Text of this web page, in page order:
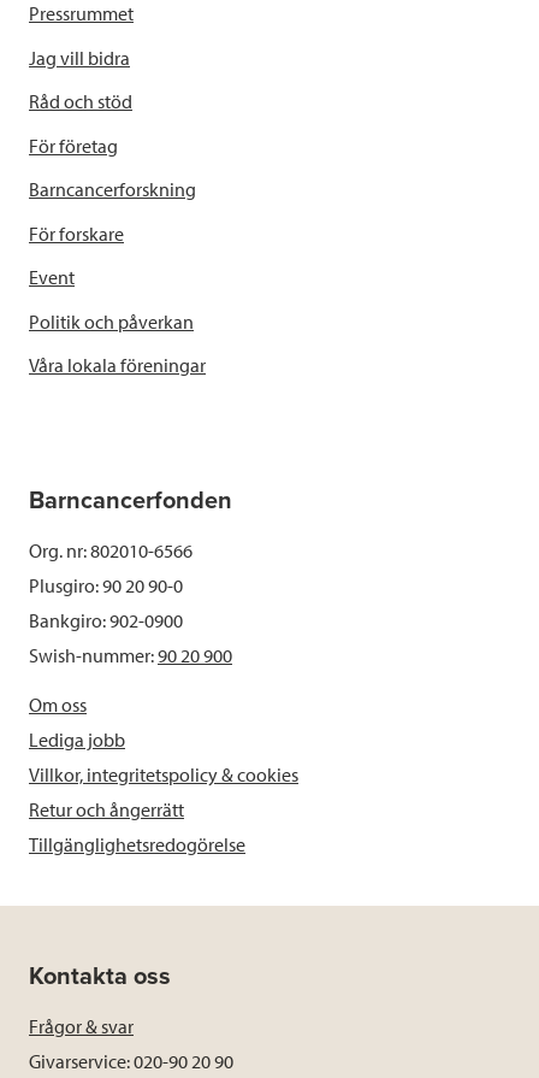
Pressrummet
Jag vill bidra
Råd och stöd
För företag
Barncancerforskning
För forskare
Event
Politik och påverkan
Våra lokala föreningar
Barncancerfonden
Org. nr: 802010-6566
Plusgiro: 90 20 90-0
Bankgiro: 902-0900
Swish-nummer:90 20 900
Om oss
Lediga jobb
Villkor, integritetspolicy & cookies
Retur och ångerrätt
Tillgänglighetsredogörelse
Kontakta oss
Frågor & svar
Givarservice: 020-90 20 90